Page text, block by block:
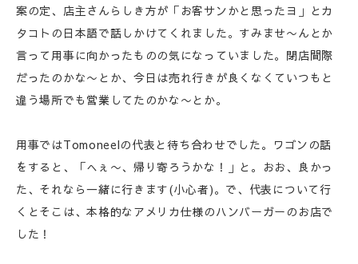
案の定、店主さんらしき方が「お客サンかと思ったヨ」とカ
タコトの日本語で話しかけてくれました。すみませ〜んとか
言って用事に向かったものの気になっていました。閉店間際
だったのかな〜とか、今日は売れ行きが良くなくていつもと
違う場所でも営業してたのかな〜とか。
用事ではTomoneelの代表と待ち合わせでした。ワゴンの話
をすると、「へぇ〜、帰り寄ろうかな！」と。おお、良かっ
た、それなら一緒に行きます(小心者)。で、代表について行
くとそこは、本格的なアメリカ仕様のハンバーガーのお店で
した！